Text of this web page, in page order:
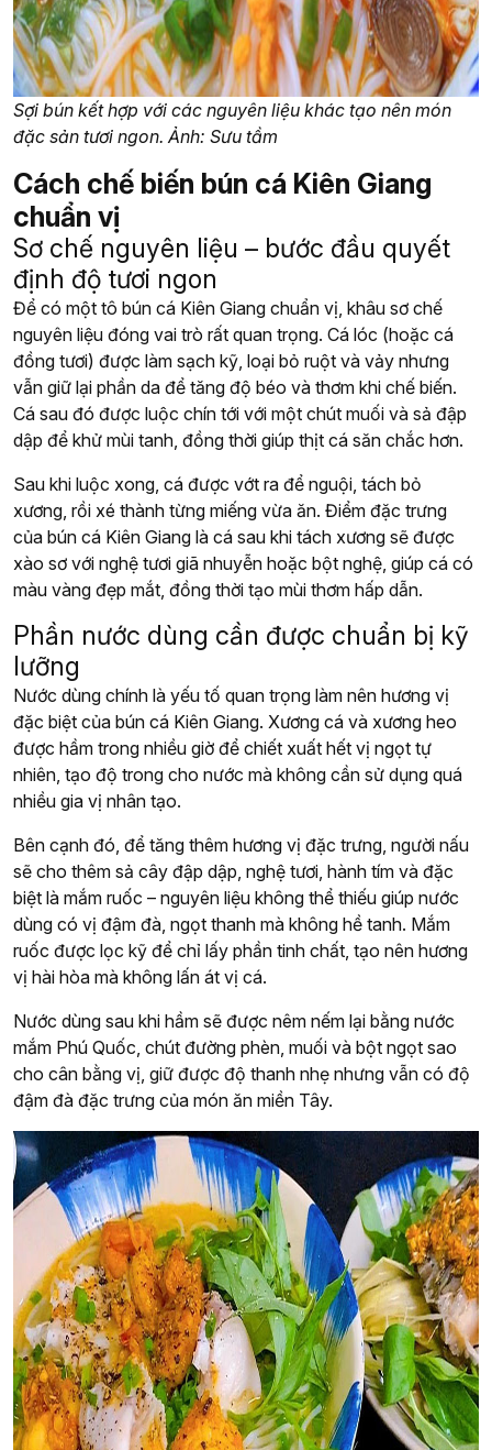
Sợi bún kết hợp với các nguyên liệu khác tạo nên món
đặc sản tươi ngon. Ảnh: Sưu tầm
Cách chế biến bún cá Kiên Giang
chuẩn vị
Sơ chế nguyên liệu – bước đầu quyết
định độ tươi ngon
Để có một tô bún cá Kiên Giang chuẩn vị, khâu sơ chế
nguyên liệu đóng vai trò rất quan trọng. Cá lóc (hoặc cá
đồng tươi) được làm sạch kỹ, loại bỏ ruột và vảy nhưng
vẫn giữ lại phần da để tăng độ béo và thơm khi chế biến.
Cá sau đó được luộc chín tới với một chút muối và sả đập
dập để khử mùi tanh, đồng thời giúp thịt cá săn chắc hơn.
Sau khi luộc xong, cá được vớt ra để nguội, tách bỏ
xương, rồi xé thành từng miếng vừa ăn. Điểm đặc trưng
của bún cá Kiên Giang là cá sau khi tách xương sẽ được
xào sơ với nghệ tươi giã nhuyễn hoặc bột nghệ, giúp cá có
màu vàng đẹp mắt, đồng thời tạo mùi thơm hấp dẫn.
Phần nước dùng cần được chuẩn bị kỹ
lưỡng
Nước dùng chính là yếu tố quan trọng làm nên hương vị
đặc biệt của bún cá Kiên Giang. Xương cá và xương heo
được hầm trong nhiều giờ để chiết xuất hết vị ngọt tự
nhiên, tạo độ trong cho nước mà không cần sử dụng quá
nhiều gia vị nhân tạo.
Bên cạnh đó, để tăng thêm hương vị đặc trưng, người nấu
sẽ cho thêm sả cây đập dập, nghệ tươi, hành tím và đặc
biệt là mắm ruốc – nguyên liệu không thể thiếu giúp nước
dùng có vị đậm đà, ngọt thanh mà không hề tanh. Mắm
ruốc được lọc kỹ để chỉ lấy phần tinh chất, tạo nên hương
vị hài hòa mà không lấn át vị cá.
Nước dùng sau khi hầm sẽ được nêm nếm lại bằng nước
mắm Phú Quốc, chút đường phèn, muối và bột ngọt sao
cho cân bằng vị, giữ được độ thanh nhẹ nhưng vẫn có độ
đậm đà đặc trưng của món ăn miền Tây.